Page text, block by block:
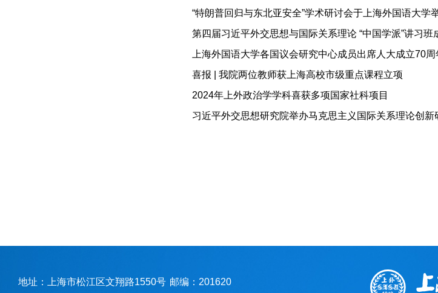
“特朗普回归与东北亚安全”学术研讨会于上海外国语大学
第四届习近平外交思想与国际关系理论 “中国学派”讲习班
喜报 | 我院两位教师获上海高校市级重点课程立项
2024年上外政治学学科喜获多项国家社科项目
地址：上海市松江区文翔路1550号 邮编：201620